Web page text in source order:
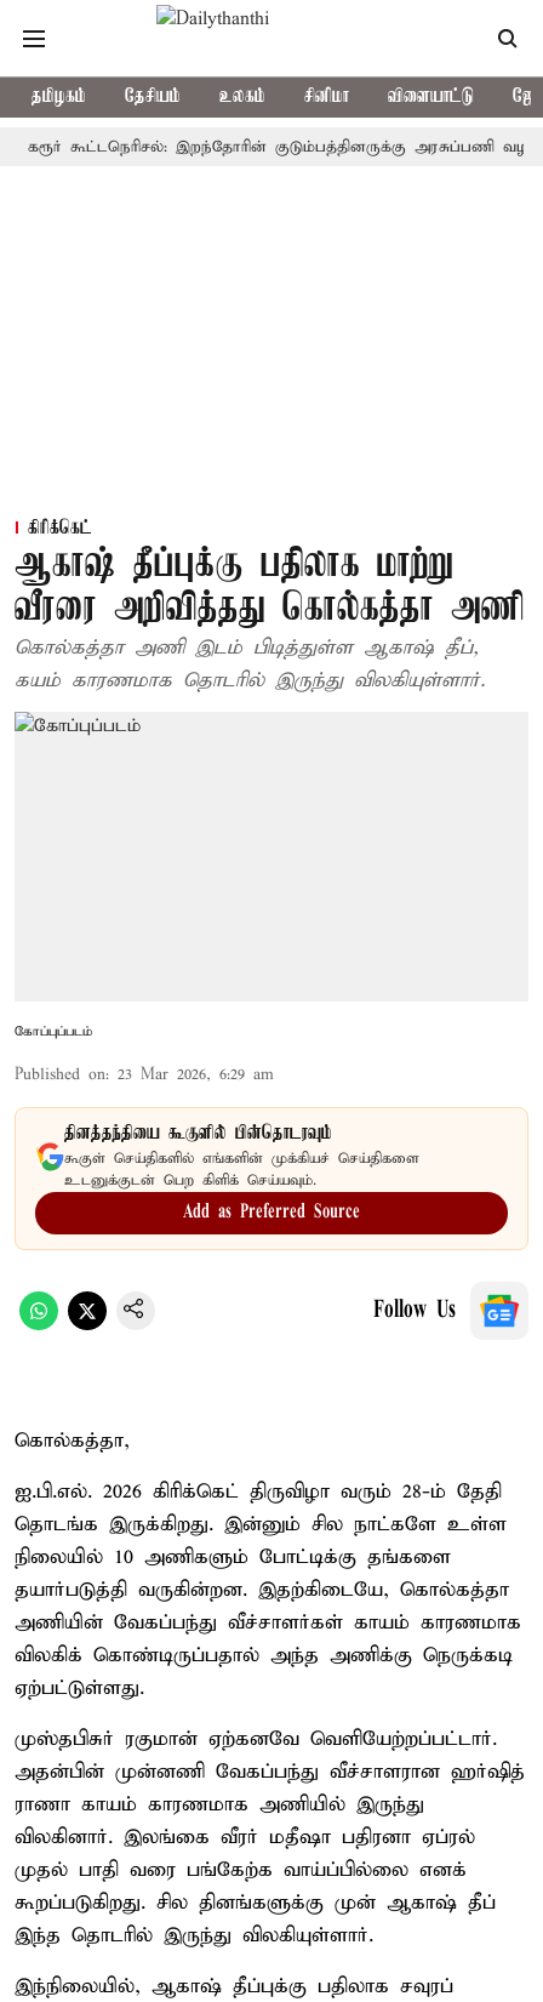
தமிழகம் தேசியம் உலகம் சினிமா விளையாட்டு
கூட்டநெரிசல்: இறந்தோரின் குடும்பத்தினருக்கு அரசுப்பணி வழக்கு;
கிரிக்கெட்
ஆகாஷ் தீப்புக்கு பதிலாக மாற்று
வீரரை அறிவித்தது கொல்கத்தா அணி
கொல்கத்தா அணி இடம் பிடித்துள்ள ஆகாஷ் தீப்,
கயம் காரணமாக தொடரில் இருந்து விலகியுள்ளார்.
கோப்புப்படம்
Published on: 23 Mar 2026, 6:29 am
தினத்தந்தியை கூகுளில் பின்தொடரவும்
கூகுள் செய்திகளில் எங்களின் முக்கியச் செய்திகளை
உடனுக்குடன் பெற கிளிக் செய்யவும்.
Add as Preferred Source
Follow Us
கொல்கத்தா,
ஐ.பி.எல். 2026 கிரிக்கெட் திருவிழா வரும் 28-ம் தேதி
தொடங்க இருக்கிறது. இன்னும் சில நாட்களே உள்ள
நிலையில் 10 அணிகளும் போட்டிக்கு தங்களை
தயார்படுத்தி வருகின்றன. இதற்கிடையே, கொல்கத்தா
அணியின் வேகப்பந்து வீச்சாளர்கள் காயம் காரணமாக
விலகிக் கொண்டிருப்பதால் அந்த அணிக்கு நெருக்கடி
ஏற்பட்டுள்ளது.
முஸ்தபிசுர் ரகுமான் ஏற்கனவே வெளியேற்றப்பட்டார்.
அதன்பின் முன்னணி வேகப்பந்து வீச்சாளரான ஹர்ஷித்
ராணா காயம் காரணமாக அணியில் இருந்து
விலகினார். இலங்கை வீரர் மதீஷா பதிரனா ஏப்ரல்
முதல் பாதி வரை பங்கேற்க வாய்ப்பில்லை எனக்
கூறப்படுகிறது. சில தினங்களுக்கு முன் ஆகாஷ் தீப்
இந்த தொடரில் இருந்து விலகியுள்ளார்.
இந்நிலையில், ஆகாஷ் தீப்புக்கு பதிலாக சவுரப்